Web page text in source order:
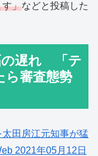
す」などと投稿した
の遅れ 「テ
ら審査態勢
田房江元知事が猛
2021年05月12日